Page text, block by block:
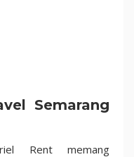
Semarang
Rent memang